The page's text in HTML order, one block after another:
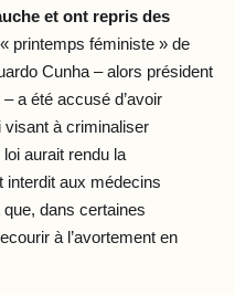
et ont repris des
printemps féministe » de
Cunha – alors président
a été accusé d’avoir
visant à criminaliser
loi aurait rendu la
interdit aux médecins
que, dans certaines
à l’avortement en